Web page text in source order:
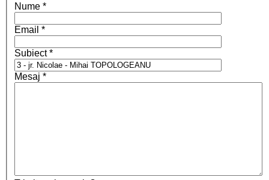
Nume *
Email *
Subiect*
Mesaj *